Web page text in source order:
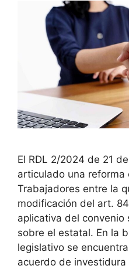
El RDL 2/2024 de 21
articulado una reforma
Trabajadores entre la
modificación del art.
aplicativa del convenio
sobre el estatal. En la
legislativo se
acuerdo de